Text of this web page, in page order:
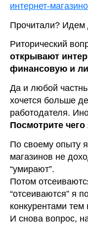
интернет-
Прочитали? Идем
Риторический
открывают
финансовую и
Да и любой
хочется больше
работодателя.
Посмотрите чего
По своему опыту
магазинов не
“умирают”.
Потом
“отсеиваются” я
конкурентами
И снова вопрос,